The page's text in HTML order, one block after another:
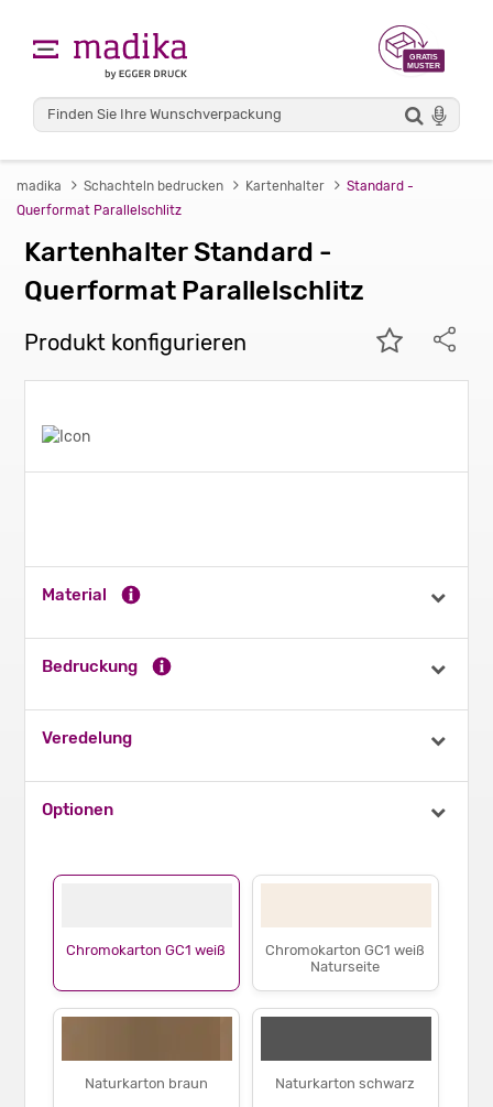
madika Schachteln bedrucken Kartenhalter
Standard -
Querformat Parallelschlitz
Kartenhalter Standard -
Querformat Parallelschlitz
Produkt konfigurieren
Chromokarton GC1 weiß
Chromokarton GC1 weiß
Naturseite
Naturkarton braun Naturkarton schwarz
Material
Bedruckung
Veredelung
Optionen